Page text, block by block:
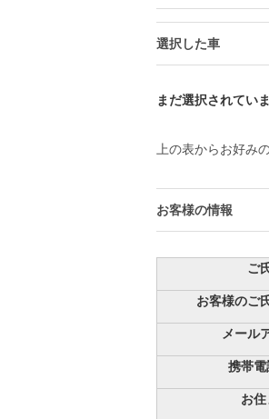
選択した車
まだ選択されてい
上の表からお好み
お客様の情報
ご
お客様のご
メール
携帯電
お